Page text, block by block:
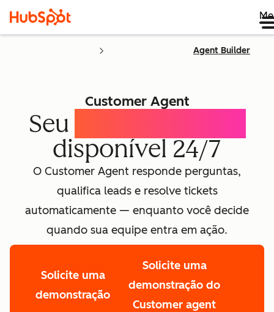
Agent Builder
Customer Agent
Seu
disponível 24/7
O Customer Agent responde perguntas,
qualifica leads e resolve tickets
automaticamente — enquanto você decide
quando sua equipe entra em ação.
Solicite uma
demonstração
Solicite uma
demonstração do
Customer agent